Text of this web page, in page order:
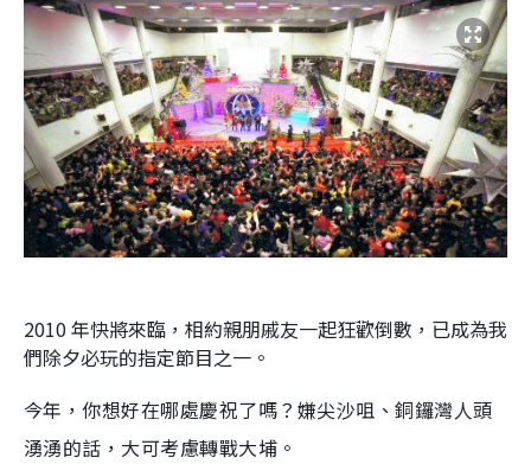
2010 年快將來臨，相約親朋戚友一起狂歡倒數，已成為我
們除夕必玩的指定節目之一。
今年，你想好在哪處慶祝了嗎？嫌尖沙咀、銅鑼灣人頭
湧湧的話，大可考慮轉戰大埔。